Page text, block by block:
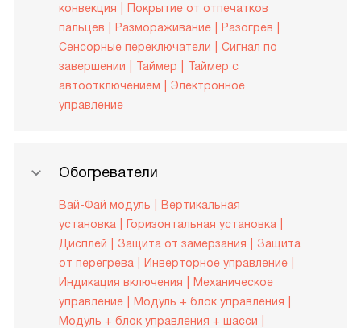
конвекция
Покрытие от отпечатков
пальцев
Размораживание
Разогрев
Сенсорные переключатели
Сигнал по
завершении
Таймер
Таймер с
автоотключением
Электронное
управление
Обогреватели
Вай-Фай модуль
Вертикальная
установка
Горизонтальная установка
Дисплей
Защита от замерзания
Защита
от перегрева
Инверторное управление
Индикация включения
Механическое
управление
Модуль + блок управления
Модуль + блок управления + шасси